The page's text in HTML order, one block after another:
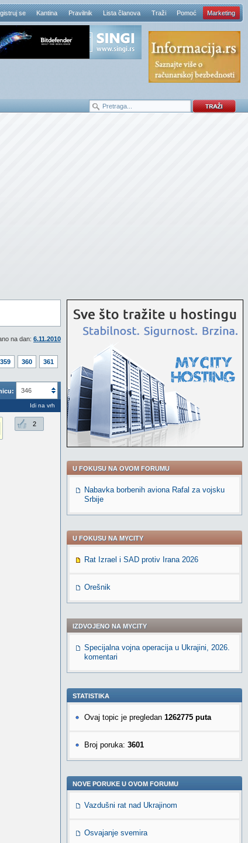
se Kantina Pravilnik Lista članova Traži Pomoć Marketing
na dan: 6.11.2010
359 360 361
346
Idi na vrh
2
U FOKUSU NA OVOM FORUMU
Nabavka borbenih aviona Rafal za vojsku
Srbije
U FOKUSU NA MYCITY
Rat Izrael i SAD protiv Irana 2026
Orešnik
IZDVOJENO NA MYCITY
Specijalna vojna operacija u Ukrajini, 2026.
komentari
STATISTIKA
Ovaj topic je pregledan 1262775 puta
Broj poruka: 3601
NOVE PORUKE U OVOM FORUMU
Vazdušni rat nad Ukrajinom
Osvajanje svemira